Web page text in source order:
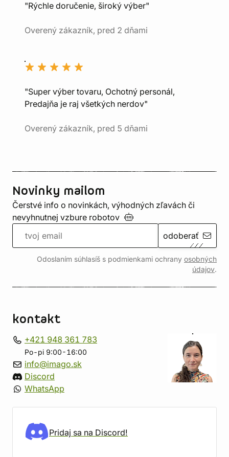
"Rýchle doručenie, široký výber"
Overený zákazník, pred 2 dňami
"Super výber tovaru, Ochotný personál,
Predajňa je raj všetkých nerdov"
Overený zákazník, pred 5 dňami
Novinky mailom
Čerstvé info o novinkách, výhodných zľavách či
nevyhnutnej vzbure robotov
odoberať
Odoslaním súhlasíš s podmienkami ochrany osobných
údajov.
kontakt
+421 948 361 783
Po-pi 9:00-16:00
info@imago.sk
Discord
WhatsApp
Pridaj sa na Discord!